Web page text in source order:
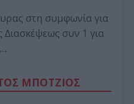
στη συμφωνία για
συν 1 για
ΜΠΟΤΖΙΟΣ